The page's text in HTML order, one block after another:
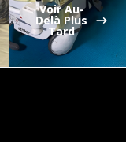
Voir Au-
Delà Plus
Tard